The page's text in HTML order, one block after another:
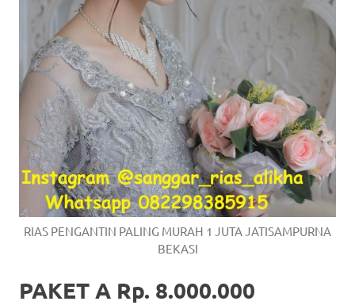
RIAS PENGANTIN PALING MURAH 1 JUTA JATISAMPURNA
BEKASI
PAKET A Rp. 8.000.000